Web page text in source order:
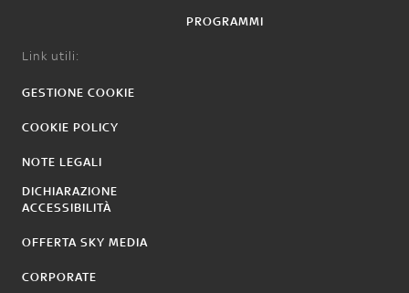
PROGRAMMI
Link utili:
GESTIONE COOKIE
COOKIE POLICY
NOTE LEGALI
DICHIARAZIONE
ACCESSIBILITÀ
OFFERTA SKY MEDIA
CORPORATE